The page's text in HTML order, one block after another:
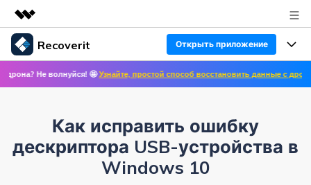
Рекомендуемые продукты
Цифровая креативность AIGC
Бизнес
Recoverit Открыть приложение
Продукты
Восстановление фото/видео/аудио
Особенности
Восстановление медиафайлов
волнуйся! 🤩Узнайте, простой способ восстановить данные с дронов! ✨ >> 🛩
Как исправить ошибку
дескриптора USB-устройства в
Windows 10